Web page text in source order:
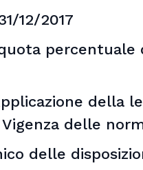
12/2017
percentuale
della
delle
delle